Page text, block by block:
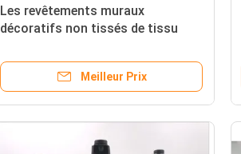
Les revêtements muraux
décoratifs non tissés de tissu
Meilleur Prix